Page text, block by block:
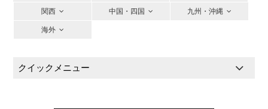
関西
中国・四国
九州・沖縄
海外
クイックメニュー